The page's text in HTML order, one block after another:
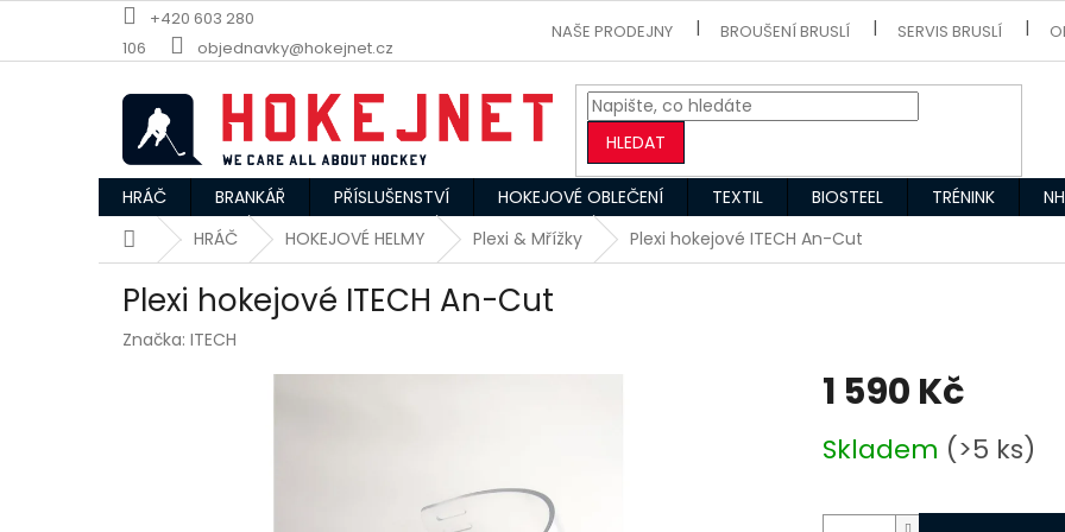
obsah
+420 603 280
106
objednavky@hokejnet.cz
NAŠE PRODEJNY BROUŠENÍ BRUSLÍ SERVIS BRUSLÍ
HLEDAT
HRÁČ BRANKÁŘ PŘÍSLUŠENSTVÍ HOKEJOVÉ OBLEČENÍ TEXTIL BIOSTEEL TRÉNINK
DomůHRÁČ HOKEJOVÉ HELMY Plexi & Mřížky Plexi hokejové ITECH An-Cut
Plexi hokejové ITECH An-Cut
Značka: ITECH
1 590 Kč
cena:
Skladem (>5 ks)